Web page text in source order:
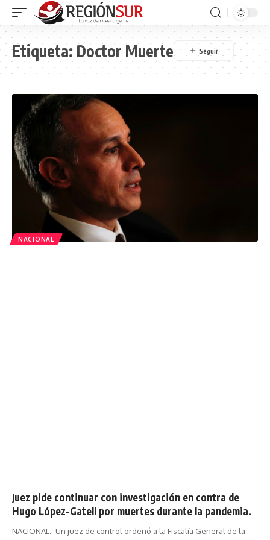
Etiqueta: Doctor Muerte
NACIONAL
Juez pide continuar con investigación en contra de
Hugo López-Gatell por muertes durante la pandemia.
NACIONAL.- Un juez de control ordenó a la Fiscalía General de la…